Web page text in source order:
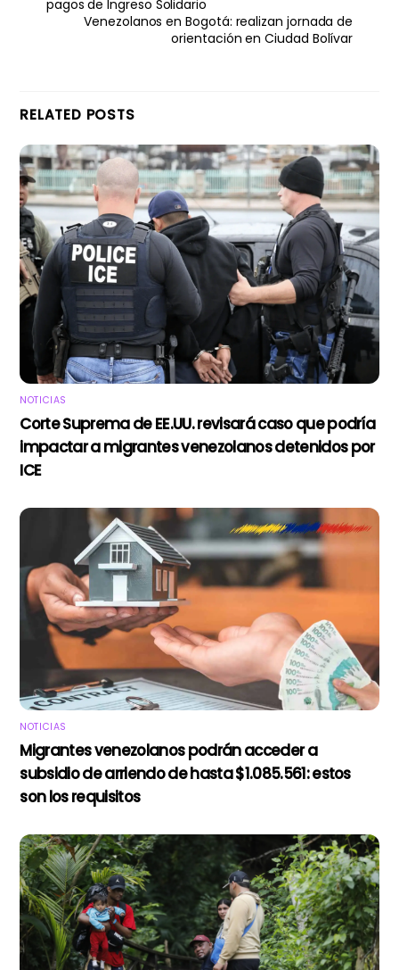
pagos de Ingreso Solidario
Venezolanos en Bogotá: realizan jornada de
orientación en Ciudad Bolívar
RELATED POSTS
NOTICIAS
Corte Suprema de EE.UU. revisará caso que podría
impactar a migrantes venezolanos detenidos por
ICE
NOTICIAS
Migrantes venezolanos podrán acceder a
subsidio de arriendo de hasta $1.085.561: estos
son los requisitos